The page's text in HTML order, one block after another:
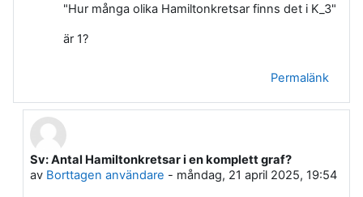
"Hur många olika Hamiltonkretsar finns det i K_3"
är 1?
Permalänk
Som svar till PATRIK BLOMQVIST
Sv: Antal Hamiltonkretsar i en komplett graf?
av Borttagen användare - måndag, 21 april 2025, 19:54